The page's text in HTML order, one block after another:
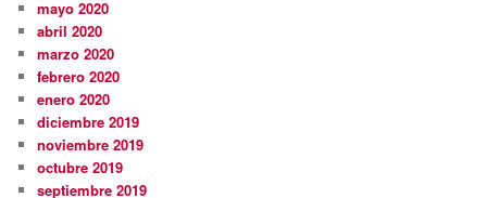
mayo 2020
abril 2020
marzo 2020
febrero 2020
enero 2020
diciembre 2019
noviembre 2019
octubre 2019
septiembre 2019